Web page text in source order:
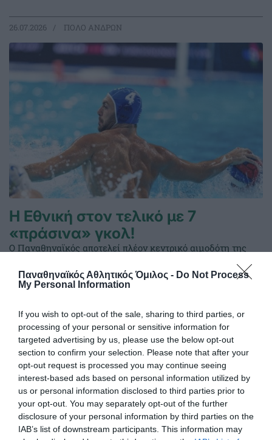
Παναθηναϊκός Αθλητικός Όμιλος - Do Not Process
My Personal Information
If you wish to opt-out of the sale, sharing to third parties, or
processing of your personal or sensitive information for
targeted advertising by us, please use the below opt-out
section to confirm your selection. Please note that after your
opt-out request is processed you may continue seeing
interest-based ads based on personal information utilized by
us or personal information disclosed to third parties prior to
your opt-out. You may separately opt-out of the further
disclosure of your personal information by third parties on the
IAB’s list of downstream participants. This information may
26.07.2026 ΠΟΛΟ ΑΝΔΡΩΝ
Η Εθνική στον τελικό με 7
«πράσινα» γκολ!
Ο Παναθηναϊκός αποτελεί πλέον κεντρικό αιμοδότη της
«γαλανόλευκη» στον τελικό, δείχνοντας ότι ο Σύλλογος
αποτελεί το παρόν και το μέλλον του αντιπροσωπευτικού
25.07.2026 ΠΟΛΟ ΑΝΔΡΩΝ